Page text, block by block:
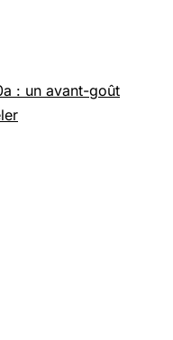
: un avant-goût